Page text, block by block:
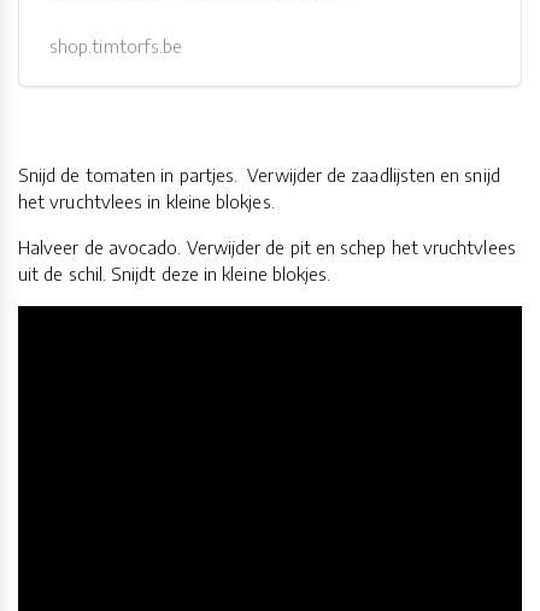
shop.timtorfs.be
Snijd de tomaten in partjes. Verwijder de zaadlijsten en snijd
het vruchtvlees in kleine blokjes.
Halveer de avocado. Verwijder de pit en schep het vruchtvlees
uit de schil. Snijdt deze in kleine blokjes.